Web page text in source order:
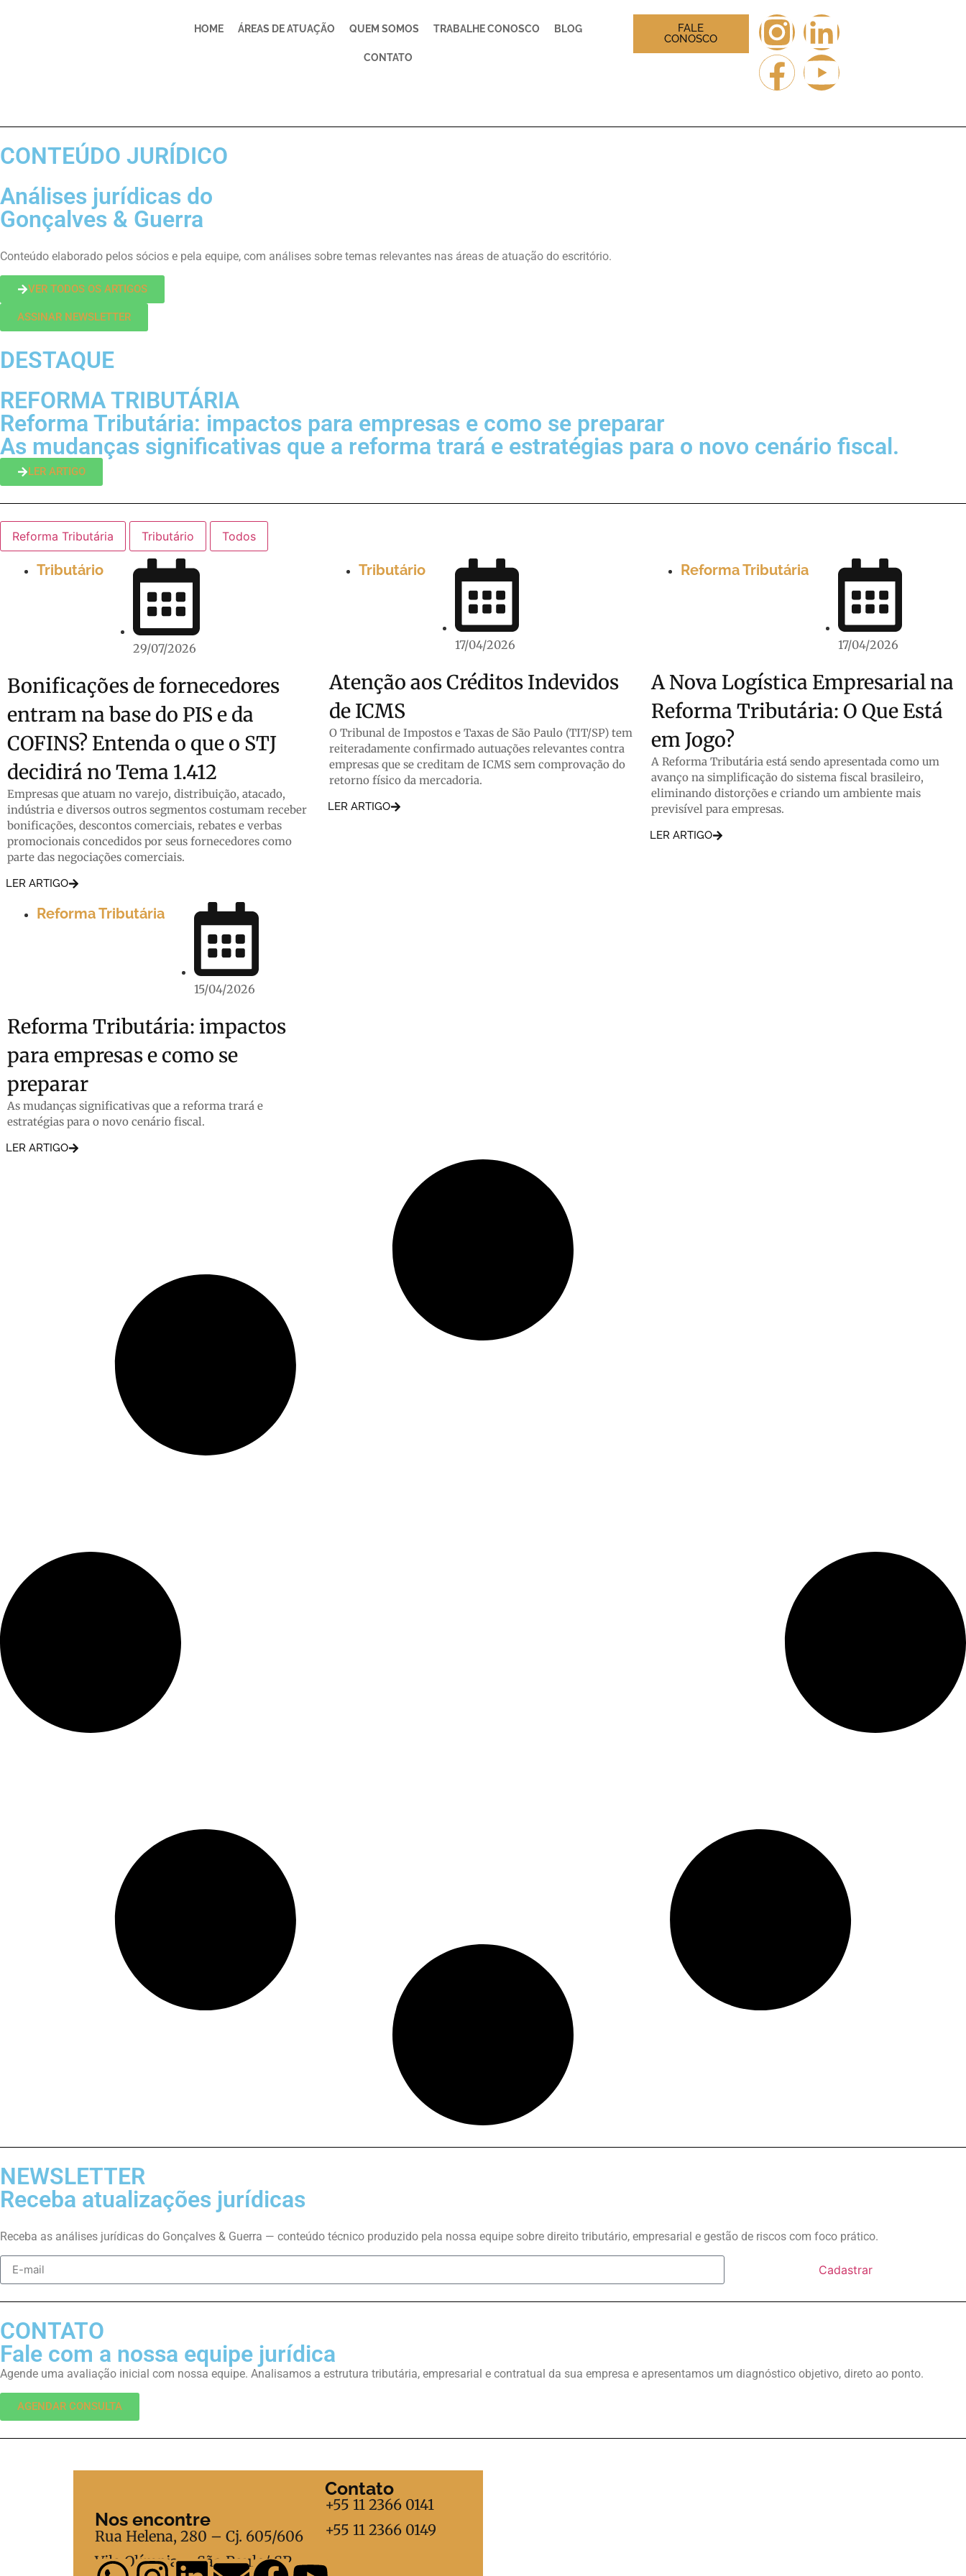
HOME ÁREAS DE ATUAÇÃO QUEM SOMOS TRABALHE CONOSCO BLOG
CONTATO
FALE
CONOSCO
CONTEÚDO JURÍDICO
Análises jurídicas do
Gonçalves & Guerra
Conteúdo elaborado pelos sócios e pela equipe, com análises sobre temas relevantes nas áreas de atuação do escritório.
VER TODOS OS ARTIGOS
ASSINAR NEWSLETTER
DESTAQUE
REFORMA TRIBUTÁRIA
Reforma Tributária: impactos para empresas e como se preparar
As mudanças significativas que a reforma trará e estratégias para o novo cenário fiscal.
LER ARTIGO
Reforma Tributária Tributário Todos
Tributário
29/07/2026
Bonificações de fornecedores
entram na base do PIS e da
COFINS? Entenda o que o STJ
decidirá no Tema 1.412
Empresas que atuam no varejo, distribuição, atacado,
indústria e diversos outros segmentos costumam receber
bonificações, descontos comerciais, rebates e verbas
promocionais concedidos por seus fornecedores como
parte das negociações comerciais.
LER ARTIGO
Tributário
17/04/2026
Atenção aos Créditos Indevidos
de ICMS
O Tribunal de Impostos e Taxas de São Paulo (TIT/SP) tem
reiteradamente confirmado autuações relevantes contra
empresas que se creditam de ICMS sem comprovação do
retorno físico da mercadoria.
LER ARTIGO
Reforma Tributária
17/04/2026
A Nova Logística Empresarial na
Reforma Tributária: O Que Está
em Jogo?
A Reforma Tributária está sendo apresentada como um
avanço na simplificação do sistema fiscal brasileiro,
eliminando distorções e criando um ambiente mais
previsível para empresas.
LER ARTIGO
Reforma Tributária
15/04/2026
Reforma Tributária: impactos
para empresas e como se
preparar
As mudanças significativas que a reforma trará e
estratégias para o novo cenário fiscal.
LER ARTIGO
NEWSLETTER
Receba atualizações jurídicas
Receba as análises jurídicas do Gonçalves & Guerra — conteúdo técnico produzido pela nossa equipe sobre direito tributário, empresarial e gestão de riscos com foco prático.
Cadastrar
CONTATO
Fale com a nossa equipe jurídica
Agende uma avaliação inicial com nossa equipe. Analisamos a estrutura tributária, empresarial e contratual da sua empresa e apresentamos um diagnóstico objetivo, direto ao ponto.
AGENDAR CONSULTA
Nos encontre
Rua Helena, 280 – Cj. 605/606
Vila Olímpia – São Paulo/ SP
Contato
+55 11 2366 0141
+55 11 2366 0149